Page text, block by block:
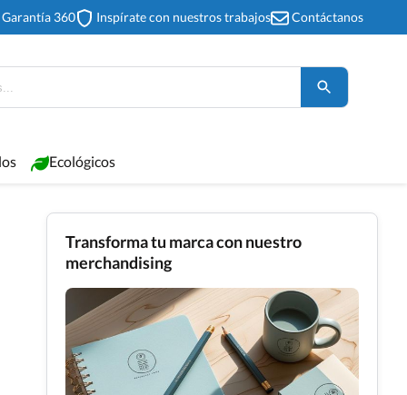
Garantía 360 Inspírate con nuestros trabajos Contáctanos
Ecológicos
Transforma tu marca con nuestro
merchandising